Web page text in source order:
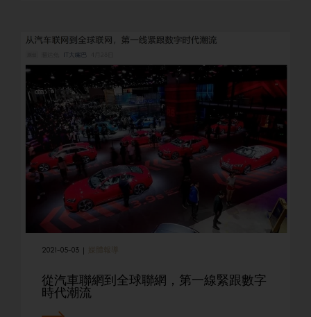
2021-05-03 媒體報導
從汽車聯網到全球聯網，第一線緊跟數字
時代潮流